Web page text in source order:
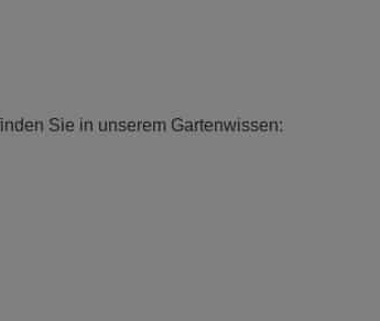
Sie in unserem Gartenwissen: